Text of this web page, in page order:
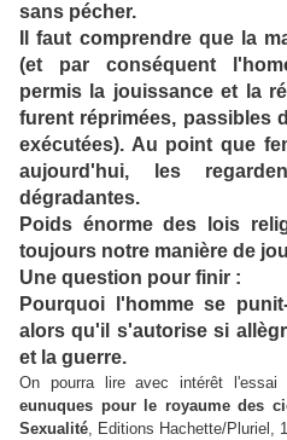
sans pécher.
Il faut comprendre que la
(et par conséquent
permis la jouissance et la
furent réprimées, passibles
exécutées). Au point que
aujourd'hui, les
dégradantes.
Poids énorme des lois
toujours notre manière de
Une question pour finir :
Pourquoi l'homme se
alors qu'il s'autorise si
et la guerre.
On pourra lire avec intérêt l'essai
eunuques pour le royaume des
Sexualité, Editions Hachette/Pluriel,